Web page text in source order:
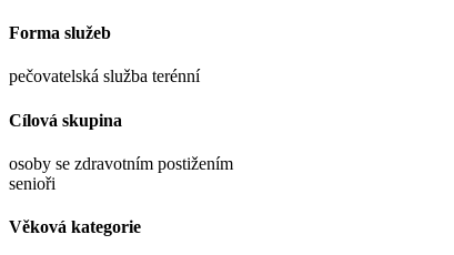
Forma služeb
pečovatelská služba terénní
Cílová skupina
osoby se zdravotním postižením
senioři
Věková kategorie